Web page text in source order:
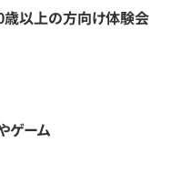
以上の方向け体験会
ゲーム